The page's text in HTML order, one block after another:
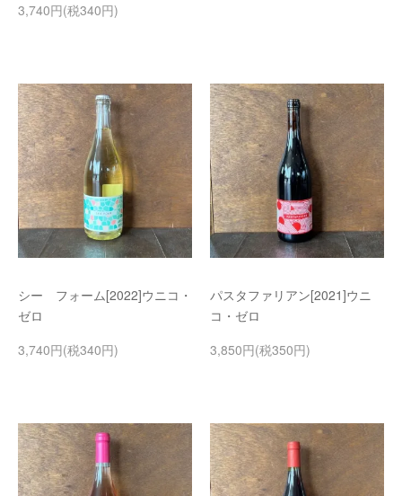
3,740円(税340円)
シー フォーム[2022]ウニコ・
ゼロ
3,740円(税340円)
パスタファリアン[2021]ウニ
コ・ゼロ
3,850円(税350円)